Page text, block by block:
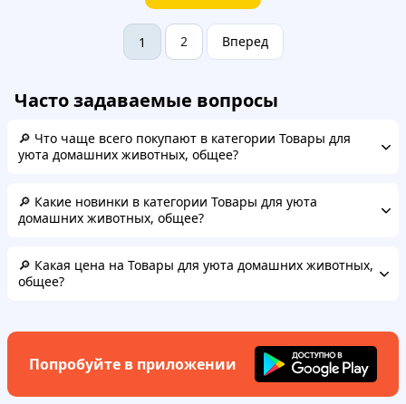
1 2 Вперед
Часто задаваемые вопросы
🔎 Что чаще всего покупают в категории Товары для
уюта домашних животных, общее?
🔎 Какие новинки в категории Товары для уюта
домашних животных, общее?
🔎 Какая цена на Товары для уюта домашних животных,
общее?
Попробуйте в приложении